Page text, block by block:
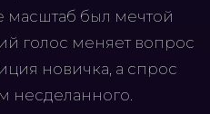
масштаб был мечтой
голос меняет вопрос
новичка, а спрос
несделанного.